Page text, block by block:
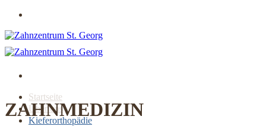
Zum
springen
Startseite
Über uns
Kieferorthopädie
ZAHNMEDIZIN